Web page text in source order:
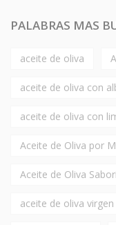
PALABRAS MAS
aceite de oliva
aceite de oliva con
aceite de oliva con
Aceite de Oliva por
Aceite de Oliva
aceite de oliva